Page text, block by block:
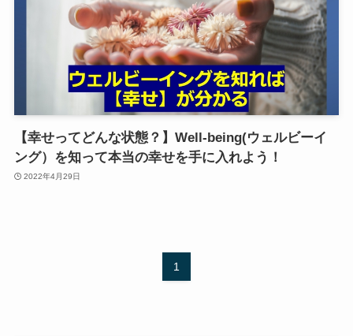
【幸せってどんな状態？】Well-being(ウェルビーイ
ング）を知って本当の幸せを手に入れよう！
2022年4月29日
1